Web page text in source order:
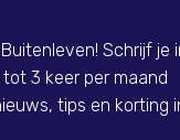
Schrijf je
3 keer per maand
tips en korting